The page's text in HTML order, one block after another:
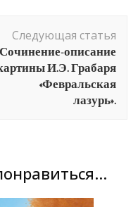
Следующая статья
Сочинение-описание
И.Э. Грабаря
«Февральская
лазурь».